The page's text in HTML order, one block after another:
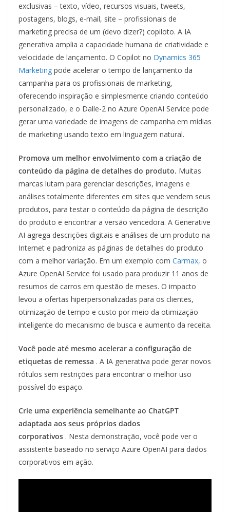
exclusivas – texto, vídeo, recursos visuais, tweets,
postagens, blogs, e-mail, site – profissionais de
marketing precisa de um (devo dizer?) copiloto. A IA
generativa amplia a capacidade humana de criatividade e
velocidade de lançamento. O Copilot no Dynamics 365
Marketing pode acelerar o tempo de lançamento da
campanha para os profissionais de marketing,
oferecendo inspiração e simplesmente criando conteúdo
personalizado, e o Dalle-2 no Azure OpenAI Service pode
gerar uma variedade de imagens de campanha em mídias
de marketing usando texto em linguagem natural.
Promova um melhor envolvimento com a criação de
conteúdo da página de detalhes do produto. Muitas
marcas lutam para gerenciar descrições, imagens e
análises totalmente diferentes em sites que vendem seus
produtos, para testar o conteúdo da página de descrição
do produto e encontrar a versão vencedora. A Generative
AI agrega descrições digitais e análises de um produto na
Internet e padroniza as páginas de detalhes do produto
com a melhor variação. Em um exemplo com Carmax, o
Azure OpenAI Service foi usado para produzir 11 anos de
resumos de carros em questão de meses. O impacto
levou a ofertas hiperpersonalizadas para os clientes,
otimização de tempo e custo por meio da otimização
inteligente do mecanismo de busca e aumento da receita.
Você pode até mesmo acelerar a configuração de
etiquetas de remessa . A IA generativa pode gerar novos
rótulos sem restrições para encontrar o melhor uso
possível do espaço.
Crie uma experiência semelhante ao ChatGPT
adaptada aos seus próprios dados
corporativos . Nesta demonstração, você pode ver o
assistente baseado no serviço Azure OpenAI para dados
corporativos em ação.